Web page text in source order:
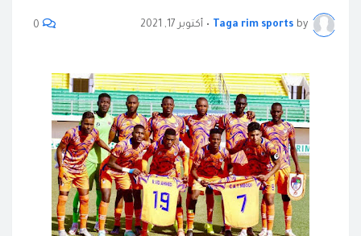
by
Taga rim sports
• أكتوبر 17, 2021 0